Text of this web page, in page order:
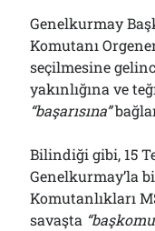
Genelkurmay
Komutanı
seçilmesine
yakınlığına ve
“başarısına”
Bilindiği gibi, 15
Genelkurmay’la
Komutanlıkları
savaşta